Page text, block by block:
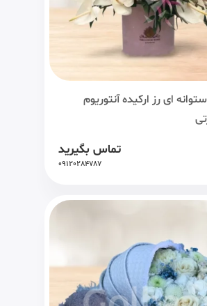
ای رز ارکیده آنتوریوم
تماس بگیرید
09120284787